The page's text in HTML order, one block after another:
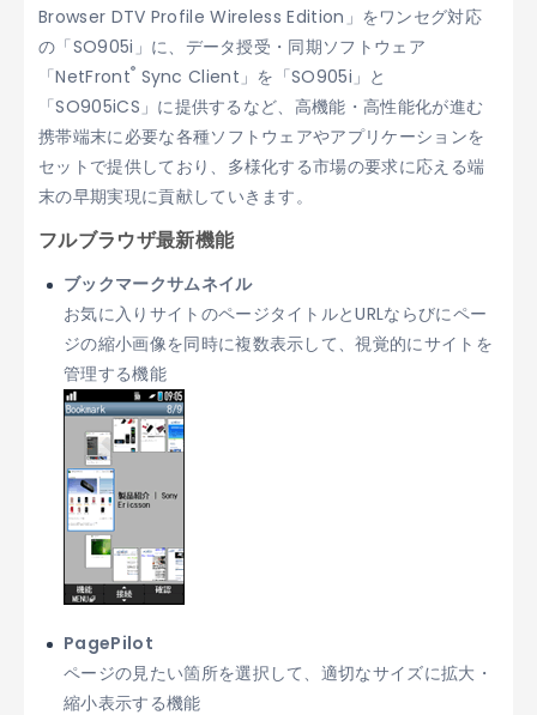
Browser DTV Profile Wireless Edition」をワンセグ対応
の「SO905i」に、データ授受・同期ソフトウェア
「NetFront® Sync Client」を「SO905i」と
「SO905iCS」に提供するなど、高機能・高性能化が進む
携帯端末に必要な各種ソフトウェアやアプリケーションを
セットで提供しており、多様化する市場の要求に応える端
末の早期実現に貢献していきます。
フルブラウザ最新機能
ブックマークサムネイル
お気に入りサイトのページタイトルとURLならびにペー
ジの縮小画像を同時に複数表示して、視覚的にサイトを
管理する機能
PagePilot
ページの見たい箇所を選択して、適切なサイズに拡大・
縮小表示する機能